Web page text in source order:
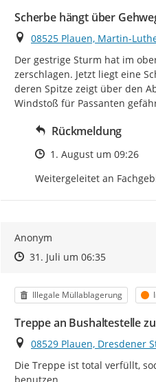
Scherbe hängt über
Ort
08525 Plauen, Martin-
Der gestrige Sturm hat im
zerschlagen. Jetzt liegt eine
deren Spitze zeigt über den
Windstoß für Passanten
Rückmeldung
Zeitpunkt des Erstellens
1. August um 09:26
Weitergeleitet an
Anonym
Zeitpunkt des Erstellens
Zeitpunkt des Erstellens
31. Juli um 06:35Zur
Kategorie
Illegale Müllablagerung
Treppe an Bushaltestelle
Ort
08529 Plauen, Dresdener
Die Treppe ist total verfüllt,